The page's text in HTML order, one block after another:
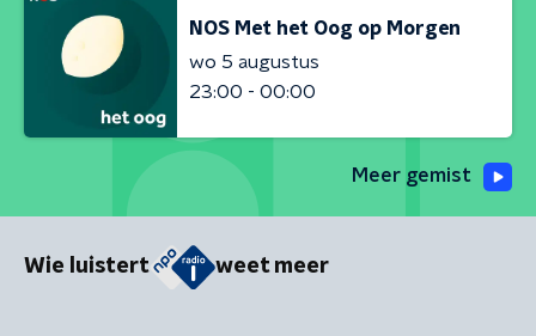
NOS Met het Oog op Morgen
wo 5 augustus
23:00 - 00:00
Meer gemist
Wie luistert weet meer